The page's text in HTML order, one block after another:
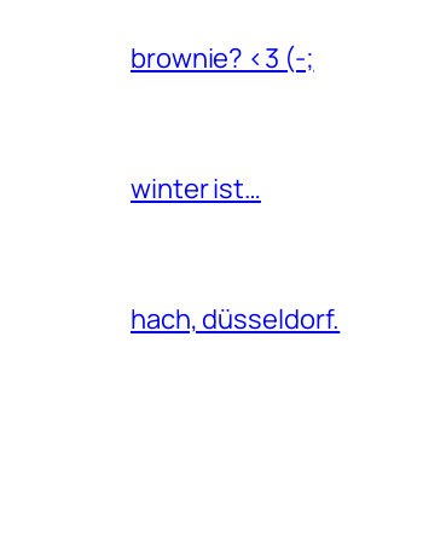
brownie? <3 (-;
winter ist…
hach, düsseldorf.